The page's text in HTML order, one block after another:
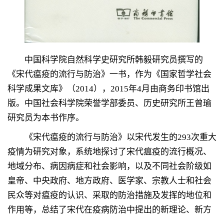
中国科学院自然科学史研究所韩毅研究员撰写的
《宋代瘟疫的流行与防治》一书，作为《国家哲学社会
科学成果文库》（2014）， 2015年4月由商务印书馆出
版。中国社会科学院荣誉学部委员、历史研究所王曾瑜
研究员为本书作序。
《宋代瘟疫的流行与防治》以宋代发生的293次重大
疫情为研究对象，系统地探讨了宋代瘟疫的流行概况、
地域分布、病因病症和社会影响，以及不同社会阶级如
皇帝、中央政府、地方政府、医学家、宗教人士和社会
民众等对瘟疫的认识、采取的防治措施及发挥的地位和
作用等，总结了宋代在疫病防治中提出的新理论、新方